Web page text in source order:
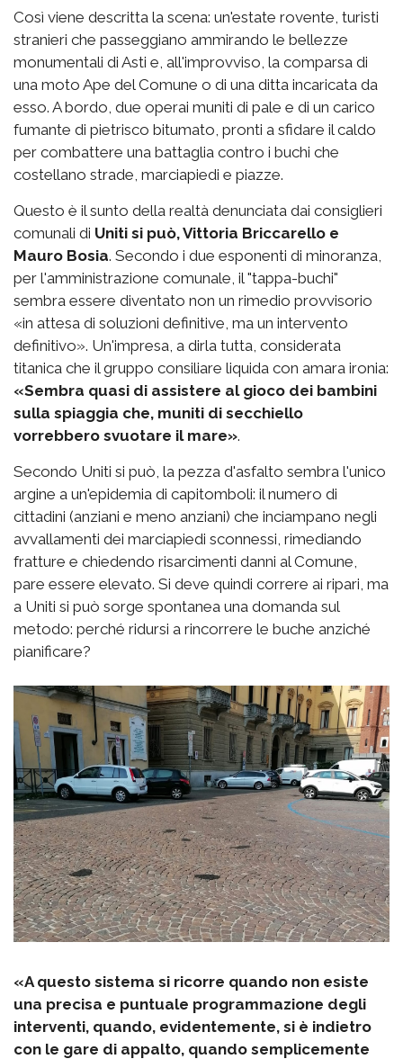
Così viene descritta la scena: un'estate rovente, turisti
stranieri che passeggiano ammirando le bellezze
monumentali di Asti e, all'improvviso, la comparsa di
una moto Ape del Comune o di una ditta incaricata da
esso. A bordo, due operai muniti di pale e di un carico
fumante di pietrisco bitumato, pronti a sfidare il caldo
per combattere una battaglia contro i buchi che
costellano strade, marciapiedi e piazze.
Questo è il sunto della realtà denunciata dai consiglieri
comunali di Uniti si può, Vittoria Briccarello e
Mauro Bosia. Secondo i due esponenti di minoranza,
per l'amministrazione comunale, il "tappa-buchi"
sembra essere diventato non un rimedio provvisorio
«in attesa di soluzioni definitive, ma un intervento
definitivo». Un'impresa, a dirla tutta, considerata
titanica che il gruppo consiliare liquida con amara ironia:
«Sembra quasi di assistere al gioco dei bambini
sulla spiaggia che, muniti di secchiello
vorrebbero svuotare il mare».
Secondo Uniti si può, la pezza d'asfalto sembra l'unico
argine a un'epidemia di capitomboli: il numero di
cittadini (anziani e meno anziani) che inciampano negli
avvallamenti dei marciapiedi sconnessi, rimediando
fratture e chiedendo risarcimenti danni al Comune,
pare essere elevato. Si deve quindi correre ai ripari, ma
a Uniti si può sorge spontanea una domanda sul
metodo: perché ridursi a rincorrere le buche anziché
pianificare?
«A questo sistema si ricorre quando non esiste
una precisa e puntuale programmazione degli
interventi, quando, evidentemente, si è indietro
con le gare di appalto, quando semplicemente